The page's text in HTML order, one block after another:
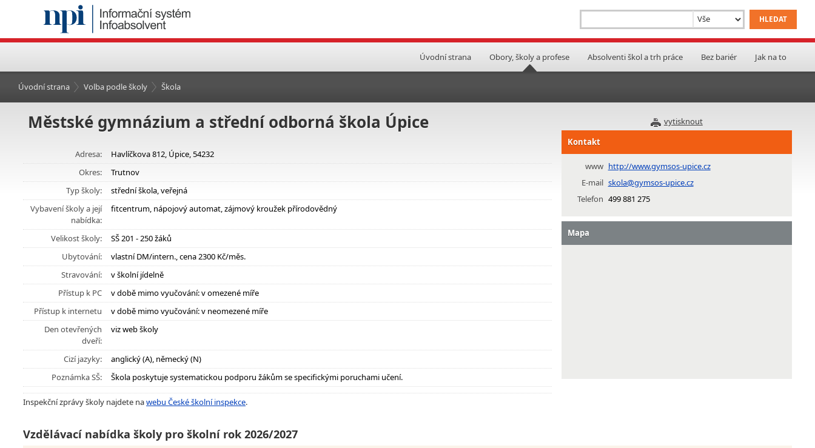
Úvodní strana Obory, školy a profese Absolventi škol a trh práce Bez bariér Jak na to
Úvodní strana Volba podle školy Škola
vytisknout
Městské gymnázium a střední odborná škola Úpice
Adresa:
Havlíčkova 812, Úpice, 54232
Okres:
Trutnov
Typ školy:
střední škola, veřejná
Vybavení školy a její
nabídka:
fitcentrum, nápojový automat, zájmový kroužek přírodovědný
Velikost školy:
SŠ 201 - 250 žáků
Ubytování:
vlastní DM/intern., cena 2300 Kč/měs.
Stravování:
v školní jídelně
Přístup k PC
v době mimo vyučování: v omezené míře
Přístup k internetu
v době mimo vyučování: v neomezené míře
Den otevřených
dveří:
viz web školy
Cizí jazyky:
anglický (A), německý (N)
Poznámka SŠ:
Škola poskytuje systematickou podporu žákům se specifickými poruchami učení.
Inspekční zprávy školy najdete nawebu České školní inspekce.
Kontakt
www http://www.gymsos-upice.cz
E-mail skola@gymsos-upice.cz
Telefon 499 881 275
Mapa
Vzdělávací nabídka školy pro školní rok 2026/2027